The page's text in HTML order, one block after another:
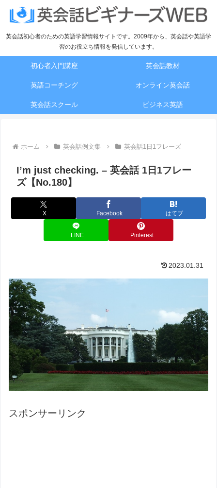
英会話初心者のための英語学習情報サイトです。2009年から、英会話や英語学
習のお役立ち情報を発信しています。
初心者入門講座 英会話教材
英語コーチング オンライン英会話
英会話スクール ビジネス英語
ホーム 英会話例文集 英会話1日1フレーズ
I’m just checking. – 英会話 1日1フレー
ズ【No.180】
X Facebook はてブ
LINE Pinterest
2023.01.31
スポンサーリンク